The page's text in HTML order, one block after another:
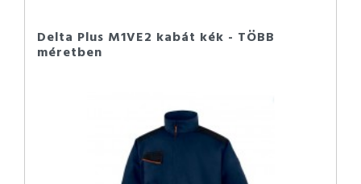
Delta Plus M1VE2 kabát kék - TÖBB
méretben